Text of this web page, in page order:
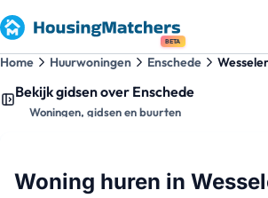
BETA
Home Huurwoningen Enschede
Bekijk gidsen over Enschede
Woningen, gidsen en buurten
Woning huren in